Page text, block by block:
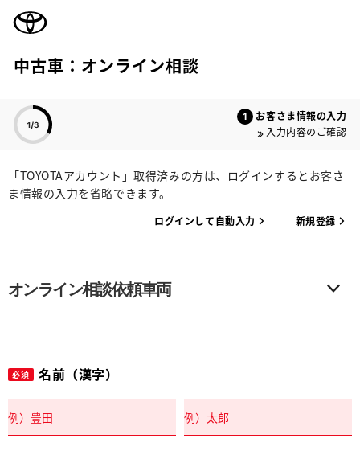
中古車：オンライン相談
お客さま情報の入力
入力内容のご確認
「TOYOTAアカウント」取得済みの方は、ログインするとお客さ
ま情報の入力を省略できます。
ログインして自動入力 新規登録
オンライン相談依頼車両
必須 名前（漢字）